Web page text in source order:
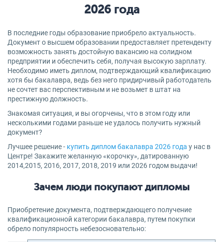
2026 года
В последние годы образование приобрело актуальность.
Документ о высшем образовании предоставляет претенденту
возможность занять достойную вакансию на солидном
предприятии и обеспечить себя, получая высокую зарплату.
Необходимо иметь диплом, подтверждающий квалификацию
хотя бы бакалавра, ведь без него придирчивый работодатель
не сочтет вас перспективным и не возьмет в штат на
престижную должность.
Знакомая ситуация, и вы огорчены, что в этом году или
несколькими годами раньше не удалось получить нужный
документ?
Лучшее решение - купить диплом бакалавра 2026 года у нас в
Центре! Закажите желанную «корочку», датированную
2014,2015, 2016, 2017, 2018, 2019 или 2026 годом выдачи!
Зачем люди покупают дипломы
Приобретение документа, подтверждающего получение
квалификационной категории бакалавра, путем покупки
обрело популярность небезосновательно: